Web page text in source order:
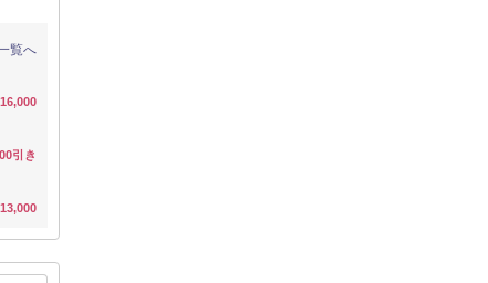
覧へ
引き